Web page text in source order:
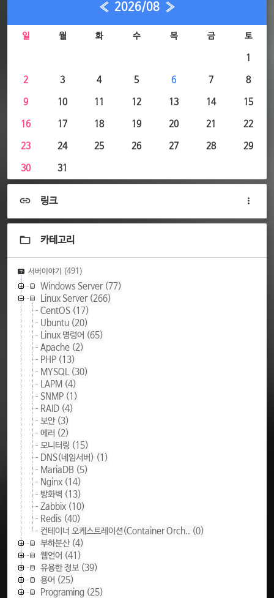
« 2026/08 »
일 월 화 수 목 금 토
1
2 3 4 5 6 7 8
9 10 11 12 13 14 15
16 17 18 19 20 21 22
23 24 25 26 27 28 29
30 31
링크
카테고리
서버이야기 (491)
Windows Server(77)
Linux Server(266)
CentOS (17)
Ubuntu (20)
Linux 명령어 (65)
Apache (2)
PHP (13)
MYSQL
(30)
LAPM (4)
SNMP (1)
RAID (4)
보안(3)
에러 (2)
모니터링 (15)
DNS(네임서버) (1)
MariaDB (5)
Nginx (14)
방화벽 (13)
Zabbix (10)
Redis (40)
컨테이너 오케스트레이션(Container Orch.. (0)
부하분산(4)
웹언어 (41)
유용한 정보(39)
용어 (25)
Programing (25)